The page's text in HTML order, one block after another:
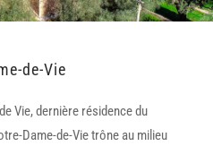
de-Vie
Vie, dernière résidence du
Dame-de-Vie trône au milieu